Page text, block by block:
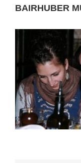
BAIRHUBER